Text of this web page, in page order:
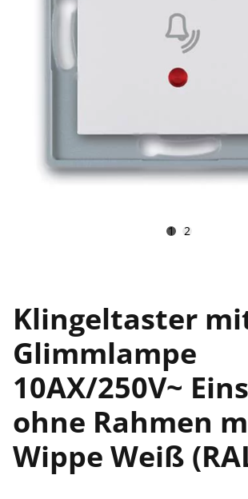
1 2
Klingeltaster
Glimmlampe
10AX/250V~
ohne Rahmen
Wippe Weiß